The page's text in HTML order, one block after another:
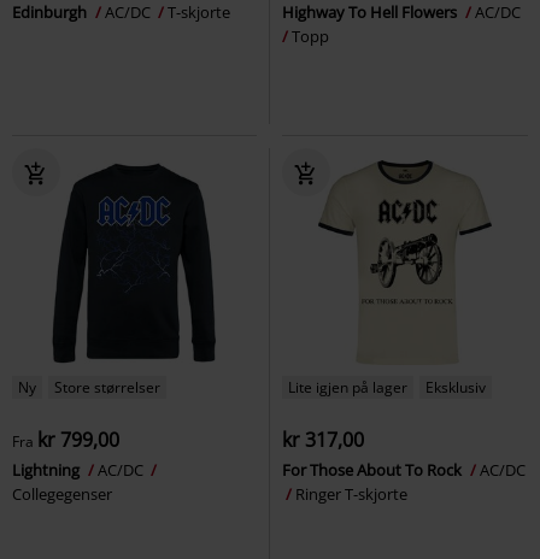
Edinburgh AC/DC T-skjorte Highway To Hell Flowers
AC/DC
Topp
Ny Store størrelser
Fra kr 799,00
Lightning
AC/DC
Collegegenser
Lite igjen på lager Eksklusiv
kr 317,00
For Those About To Rock
AC/DC
Ringer T-skjorte